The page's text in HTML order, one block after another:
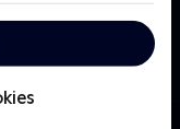
i Umi-byen.
for de